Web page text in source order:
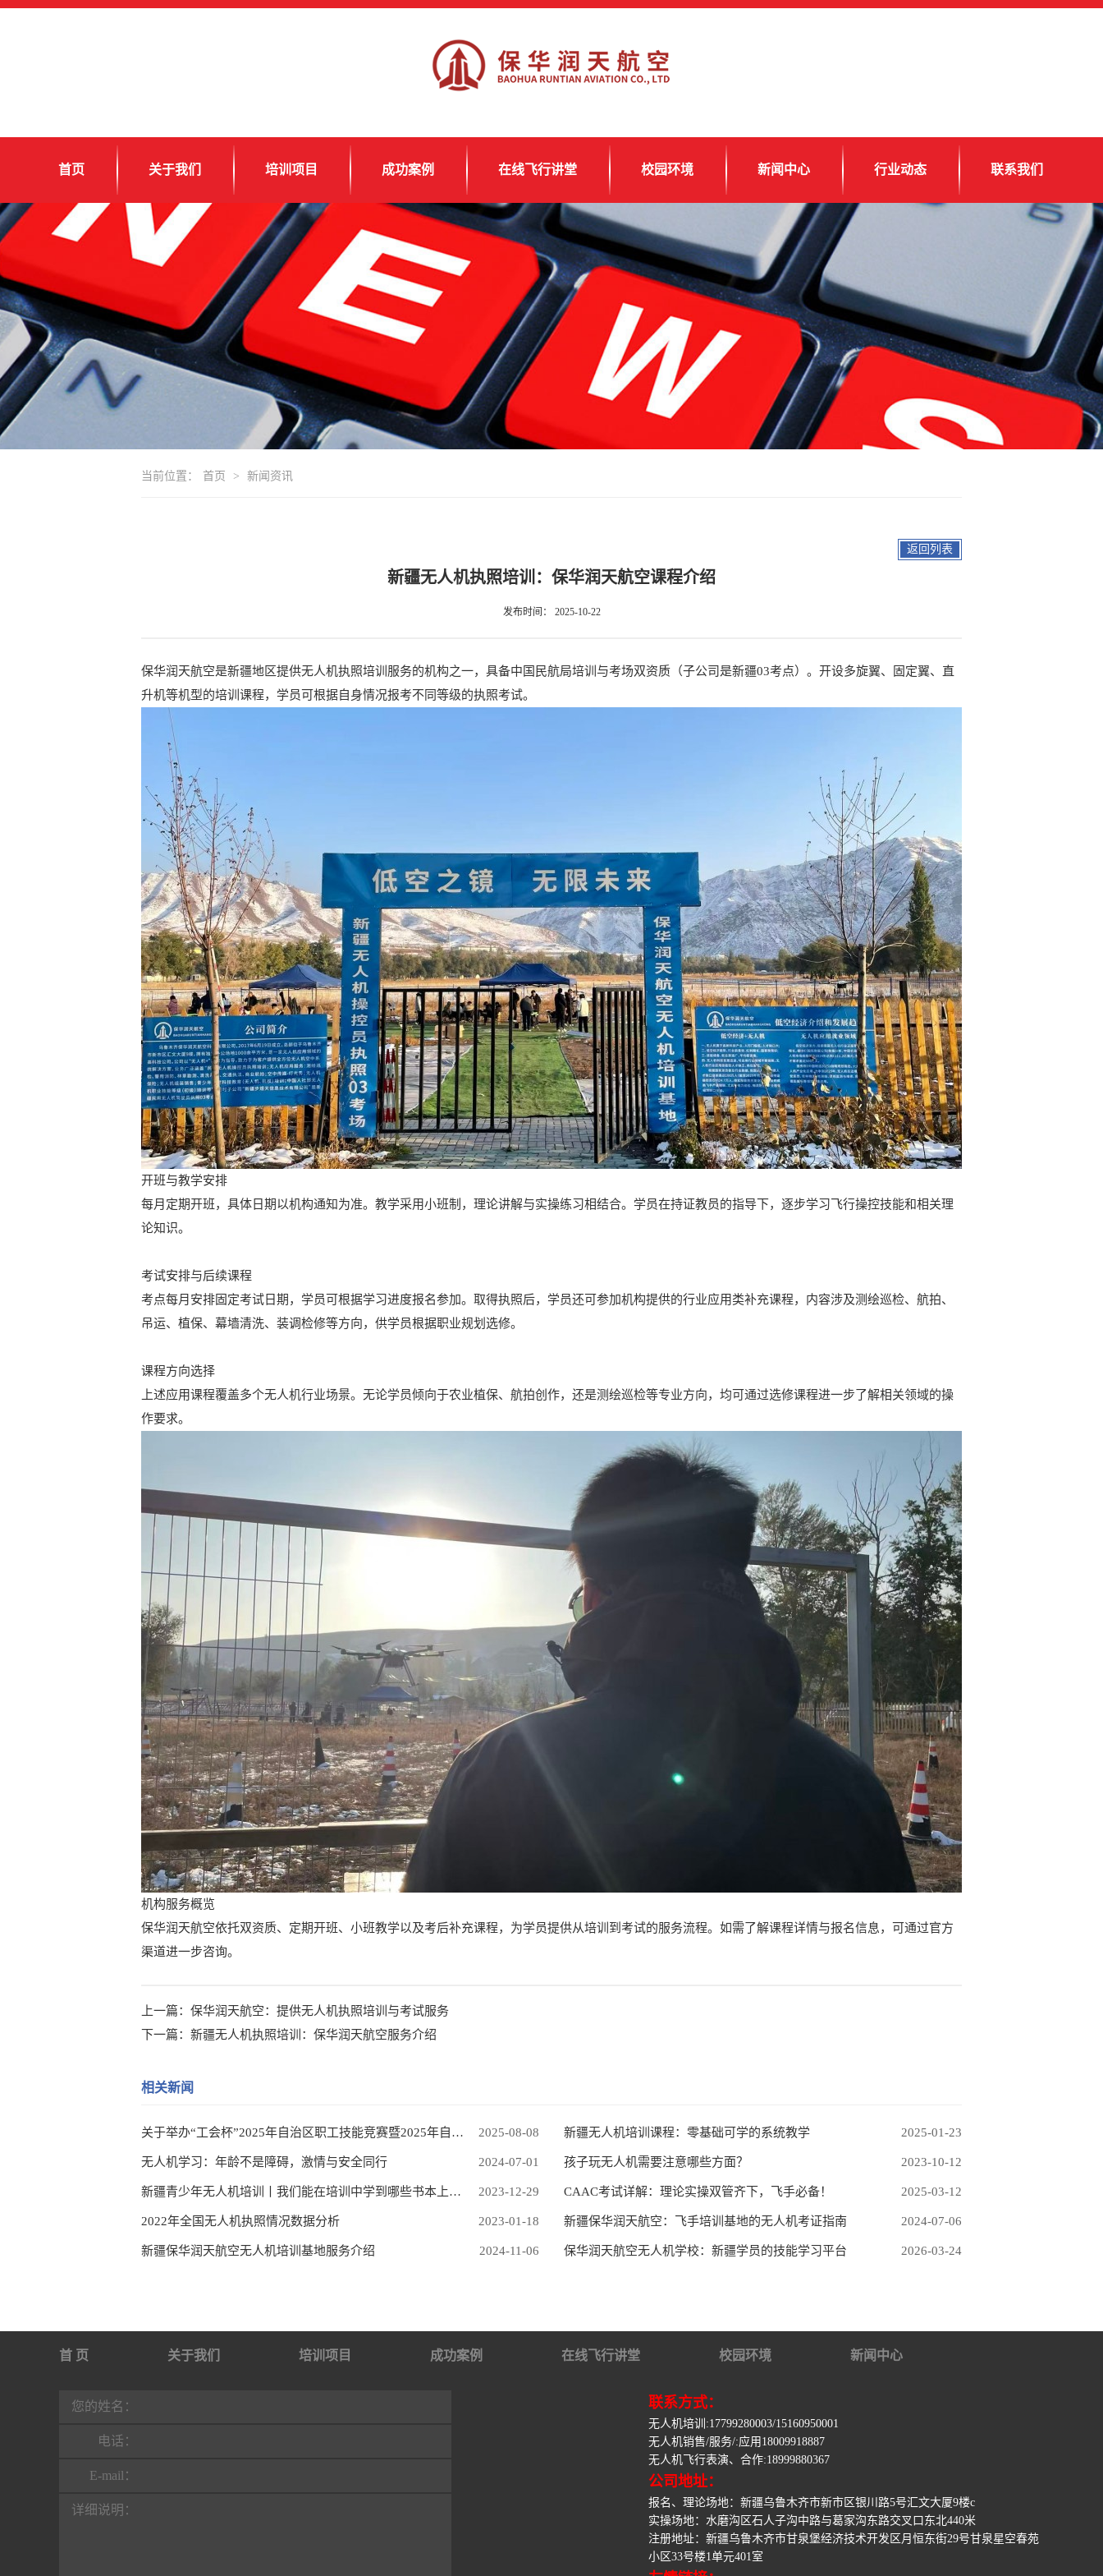
首页 关于我们 培训项目 成功案例 在线飞行讲堂 校园环境 新闻中心 行业动态 联系我们
当前位置： 首页 > 新闻资讯
返回列表
新疆无人机执照培训：保华润天航空课程介绍
发布时间： 2025-10-22
保华润天航空是新疆地区提供无人机执照培训服务的机构之一，具备中国民航局培训与考场双资质（子公司是新疆03考点）。开设多旋翼、固定翼、直
升机等机型的培训课程，学员可根据自身情况报考不同等级的执照考试。
开班与教学安排
每月定期开班，具体日期以机构通知为准。教学采用小班制，理论讲解与实操练习相结合。学员在持证教员的指导下，逐步学习飞行操控技能和相关理
论知识。
考试安排与后续课程
考点每月安排固定考试日期，学员可根据学习进度报名参加。取得执照后，学员还可参加机构提供的行业应用类补充课程，内容涉及测绘巡检、航拍、
吊运、植保、幕墙清洗、装调检修等方向，供学员根据职业规划选修。
课程方向选择
上述应用课程覆盖多个无人机行业场景。无论学员倾向于农业植保、航拍创作，还是测绘巡检等专业方向，均可通过选修课程进一步了解相关领域的操
作要求。
机构服务概览
保华润天航空依托双资质、定期开班、小班教学以及考后补充课程，为学员提供从培训到考试的服务流程。如需了解课程详情与报名信息，可通过官方
渠道进一步咨询。
上一篇： 保华润天航空：提供无人机执照培训与考试服务
下一篇： 新疆无人机执照培训：保华润天航空服务介绍
相关新闻
2025-08-08
关于举办“工会杯”2025年自治区职工技能竞赛暨2025年自治区工业和信息化技能竞赛（无人机装调检修工赛项）的通知 2025-01-23
新疆无人机培训课程：零基础可学的系统教学
2024-07-01
无人机学习：年龄不是障碍，激情与安全同行 2023-10-12
孩子玩无人机需要注意哪些方面？
2023-12-29
新疆青少年无人机培训丨我们能在培训中学到哪些书本上认识不到的知识? 2025-03-12
CAAC考试详解：理论实操双管齐下，飞手必备！
2023-01-18
2022年全国无人机执照情况数据分析 2024-07-06
新疆保华润天航空：飞手培训基地的无人机考证指南
2024-11-06
新疆保华润天航空无人机培训基地服务介绍 2026-03-24
保华润天航空无人机学校：新疆学员的技能学习平台
首 页 关于我们 培训项目 成功案例 在线飞行讲堂 校园环境 新闻中心
行业动态
您的姓名：
电话：
E-mail：
详细说明：
联系方式：
无人机培训:17799280003/15160950001
无人机销售/服务/:应用18009918887
无人机飞行表演、合作:18999880367
公司地址：
报名、理论场地：新疆乌鲁木齐市新市区银川路5号汇文大厦9楼c
实操场地：水磨沟区石人子沟中路与葛家沟东路交叉口东北440米
注册地址：新疆乌鲁木齐市甘泉堡经济技术开发区月恒东街29号甘泉星空春苑
小区33号楼1单元401室